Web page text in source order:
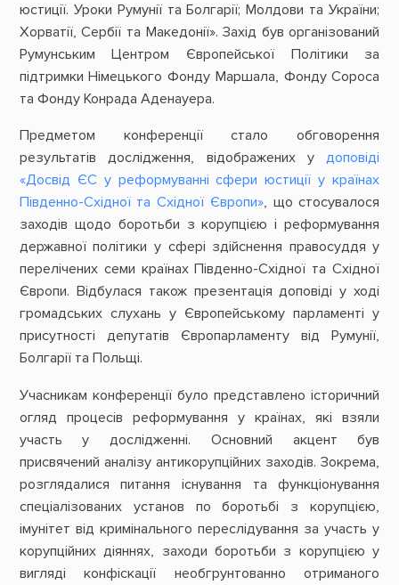
юстиції. Уроки Румунії та Болгарії; Молдови та України;
Хорватії, Сербії та Македонії». Захід був організований
Румунським Центром Європейської Політики за
підтримки Німецького Фонду Маршала, Фонду Сороса
та Фонду Конрада Аденауера.
Предметом конференції стало обговорення
результатів дослідження, відображених удоповіді
«Досвід ЄС у реформуванні сфери юстиції у країнах
Південно-Східної та Східної Європи», що стосувалося
заходів щодо боротьби з корупцією і реформування
державної політики у сфері здійснення правосуддя у
перелічених семи країнах Південно-Східної та Східної
Європи. Відбулася також презентація доповіді у ході
громадських слухань у Європейському парламенті у
присутності депутатів Європарламенту від Румунії,
Болгарії та Польщі.
Учасникам конференції було представлено історичний
огляд процесів реформування у країнах, які взяли
участь у дослідженні. Основний акцент був
присвячений аналізу антикорупційних заходів. Зокрема,
розглядалися питання існування та функціонування
спеціалізованих установ по боротьбі з корупцією,
імунітет від кримінального переслідування за участь у
корупційних діяннях, заходи боротьби з корупцією у
вигляді конфіскації необгрунтованно отриманого